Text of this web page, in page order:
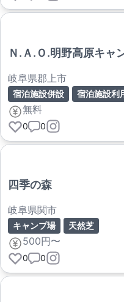
Ｎ.Ａ.Ｏ.明野高原キャ
岐阜県郡上市
宿泊施設併設 宿泊施設利
無料
0 0
四季の森
岐阜県関市
キャンプ場 天然芝
500円〜
0 0